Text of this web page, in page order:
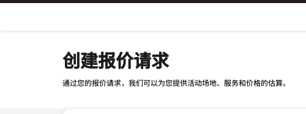
Skip To Content
创建报价请求
通过您的报价请求，我们可以为您提供活动场地、服务和价格的估算。